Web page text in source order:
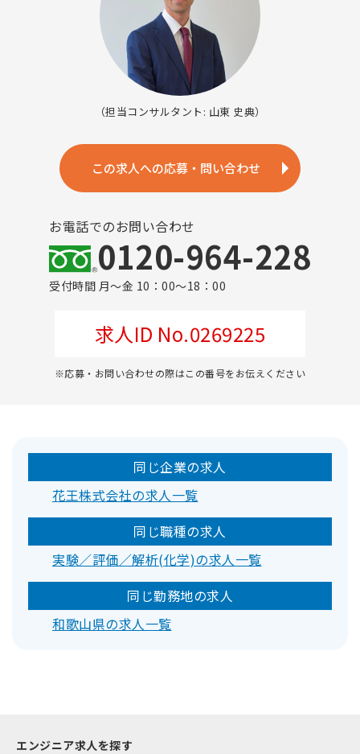
（担当コンサルタント: 山東 史典）
この求人への応募・問い合わせ
お電話でのお問い合わせ
0120-964-228
受付時間 月～金 10：00～18：00
求人ID No.0269225
※応募・お問い合わせの際はこの番号をお伝えください
同じ企業の求人
花王株式会社の求人一覧
同じ職種の求人
実験／評価／解析(化学)の求人一覧
同じ勤務地の求人
和歌山県の求人一覧
エンジニア求人を探す